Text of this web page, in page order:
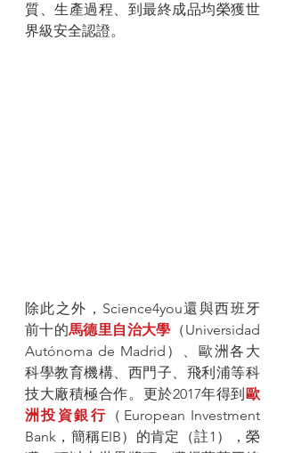
質、生產過程、到最終成品均榮獲世
界級安全認證。
除此之外，Science4you還與西班牙
前十的馬德里自治大學 （Universidad
Autónoma de Madrid）、歐洲各大
科學教育機構、西門子、飛利浦等科
技大廠積極合作。更於2017年得到 歐
洲投資銀行 （European Investment
Bank，簡稱EIB）的肯定（註1），榮